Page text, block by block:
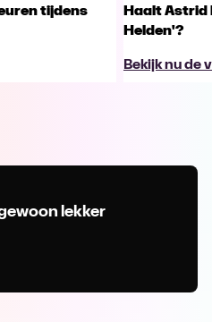
tijdens
Haalt Astrid
Helden'?
Bekijk nu de
lekker